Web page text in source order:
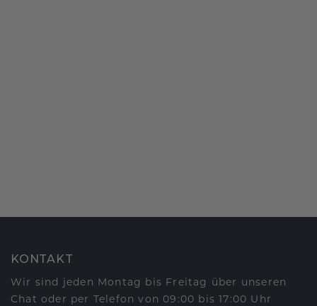
KONTAKT
Wir sind jeden Montag bis Freitag über unseren
Chat oder per Telefon von 09:00 bis 17:00 Uhr